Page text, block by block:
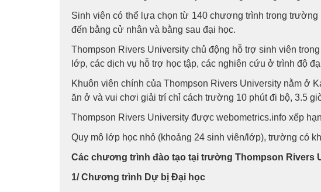
Sinh viên có thể lựa chọn từ 140 chương trình trong
đến bằng cử nhân và bằng sau đại học.
Thompson Rivers University chủ động hỗ trợ sinh viên
lớp, các dịch vụ hỗ trợ học tập, các nghiên cứu ở trình độ
Khuôn viên chính của Thompson Rivers University nằm ở
ăn ở và vui chơi giải trí chỉ cách trường 10 phút đi bộ, 3.5
Thompson Rivers University được webometrics.info xếp
Quy mô lớp học nhỏ (khoảng 24 sinh viên/lớp), trường có
Các chương trình đào tạo tại trường Thompson Rivers
1/ Chương trình Dự bị Đại học